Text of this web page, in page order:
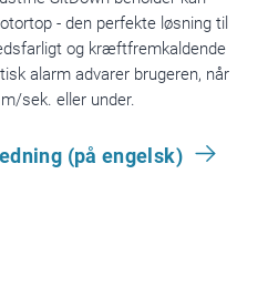
- den perfekte løsning til
og kræftfremkaldende
alarm advarer brugeren, når
sek. eller under.
(på engelsk)